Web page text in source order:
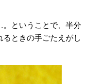
ということで、半分
ときの手ごたえがし